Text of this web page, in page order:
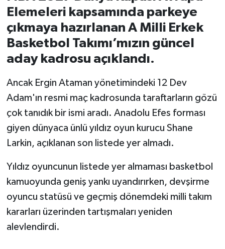
Elemeleri kapsamında parkeye
çıkmaya hazırlanan A Milli Erkek
Basketbol Takımı’mızın güncel
aday kadrosu açıklandı.
Ancak Ergin Ataman yönetimindeki 12 Dev
Adam'ın resmi maç kadrosunda taraftarların gözü
çok tanıdık bir ismi aradı. Anadolu Efes forması
giyen dünyaca ünlü yıldız oyun kurucu Shane
Larkin, açıklanan son listede yer almadı.
Yıldız oyuncunun listede yer almaması basketbol
kamuoyunda geniş yankı uyandırırken, devşirme
oyuncu statüsü ve geçmiş dönemdeki milli takım
kararları üzerinden tartışmaları yeniden
alevlendirdi.
İvrindi
KENT GÜNDEMİ
KÜLTÜR-SANAT
MAGAZİN
Manyas
OLAY
OTOMOTİV